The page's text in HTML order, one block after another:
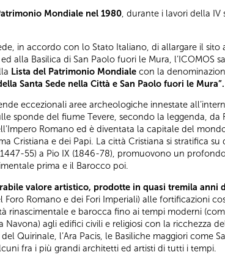
Mondiale nel 1980, durante i lavori della IV
in accordo con lo Stato Italiano, di allargare il
alla Basilica di San Paolo fuori le Mura, l’ICOMOS
Lista del Patrimonio Mondiale con la
Santa Sede nella Città e San Paolo fuori le Mura”.
eccezionali aree archeologiche innestate
sponde del fiume Tevere, secondo la leggenda, da
Romano ed è diventata la capitale del
Cristiana e dei Papi. La città Cristiana si stratifica
55) a Pio IX (1846-78), promuovono un
prima e il Barocco poi.
valore artistico, prodotte in quasi tremila anni
Romano e dei Fori Imperiali) alle fortificazioni
rinascimentale e barocca fino ai tempi moderni
Navona) agli edifici civili e religiosi con la ricchezza
Quirinale, l’Ara Pacis, le Basiliche maggiori come
fra i più grandi architetti ed artisti di tutti i tempi.